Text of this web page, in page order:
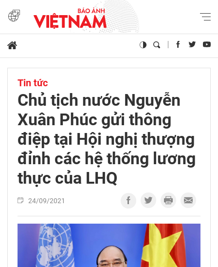
Tin tức
Chủ tịch nước Nguyễn
Xuân Phúc gửi thông
điệp tại Hội nghị thượng
đỉnh các hệ thống lương
thực của LHQ
24/09/2021